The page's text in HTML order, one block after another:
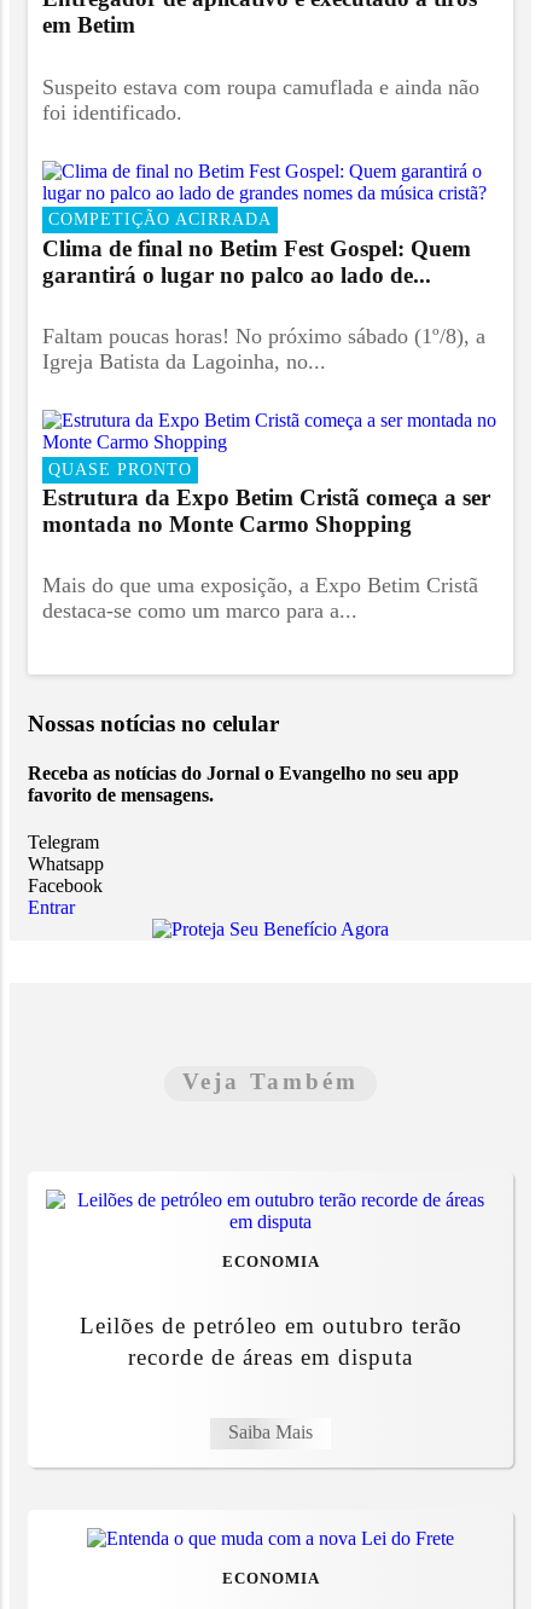
em Betim
Suspeito estava com roupa camuflada e ainda não
foi identificado.
COMPETIÇÃO ACIRRADA
Clima de final no Betim Fest Gospel: Quem
garantirá o lugar no palco ao lado de...
Faltam poucas horas! No próximo sábado (1º/8), a
Igreja Batista da Lagoinha, no...
QUASE PRONTO
Estrutura da Expo Betim Cristã começa a ser
montada no Monte Carmo Shopping
Mais do que uma exposição, a Expo Betim Cristã
destaca-se como um marco para a...
Nossas notícias no celular
Receba as notícias do Jornal o Evangelho no seu app
favorito de mensagens.
Telegram
Whatsapp
Facebook
Entrar
Veja Também
ECONOMIA
Leilões de petróleo em outubro terão
recorde de áreas em disputa
Saiba Mais
ECONOMIA